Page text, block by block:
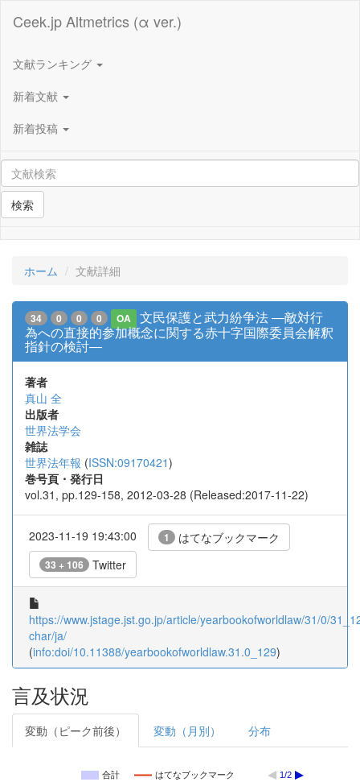
Ceek.jp Altmetrics (α ver.)
文献ランキング
新着文献
新着投稿
検索
ホーム 文献詳細
34 0 0 0 OA
文民保護と武力紛争法 ―敵対行
為への直接的参加概念に関する赤十字国際委員会解釈
指針の検討―
著者
真山 全
出版者
世界法学会
雑誌
世界法年報 (ISSN:09170421)
巻号頁・発行日
vol.31, pp.129-158, 2012-03-28 (Released:2017-11-22)
2023-11-19 19:43:00 1 はてなブックマーク
33 + 106 Twitter
https://www.jstage.jst.go.jp/article/yearbookofworldlaw/31/0/
char/ja/
(info:doi/10.11388/yearbookofworldlaw.31.0_129)
言及状況
変動（ピーク前後） 変動（月別） 分布
合計 はてなブックマーク 1/2